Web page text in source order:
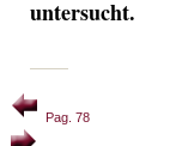
untersucht.
Pag. 78